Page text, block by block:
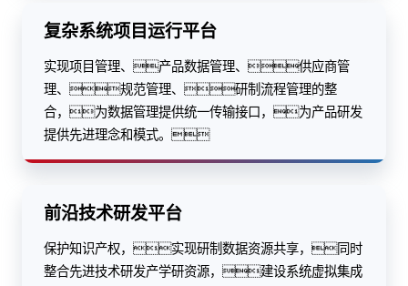
复杂系统项目运行平台
实现项目管理、产品数据管理、供应商管
理、规范管理、研制流程管理的整
合，为数据管理提供统一传输接口，为产品研发
提供先进理念和模式。
前沿技术研发平台
保护知识产权，实现研制数据资源共享，同时
整合先进技术研发产学研资源，建设系统虚拟集成